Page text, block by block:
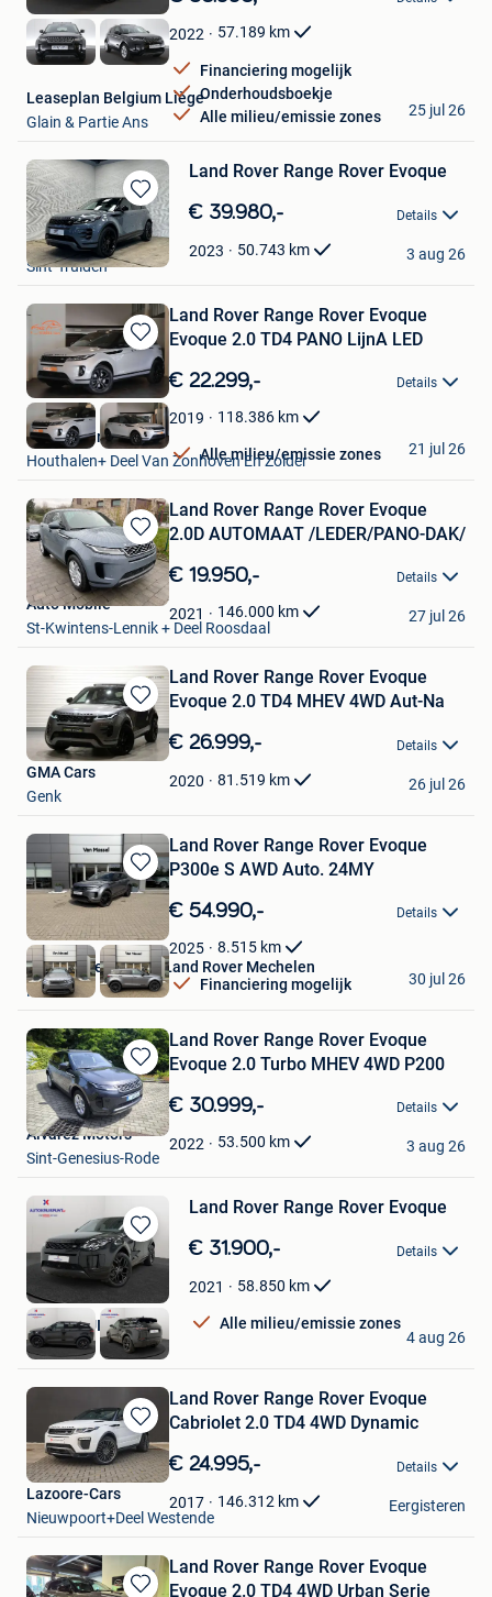
Favorieten
2022 57.189 km
Financiering mogelijk
Onderhoudsboekje
Alle milieu/emissie zones
Leaseplan Belgium Liège
Glain & Partie Ans
25 jul 26
Bewaren
in
Mijn
Favorieten
Land Rover Range Rover Evoque
€ 39.980,- Details
2023 50.743 km
Falcomotive
Sint-Truiden
3 aug 26
Bewaren
in
Mijn
Favorieten
Land Rover Range Rover Evoque
Evoque 2.0 TD4 PANO LijnA LED
€ 22.299,- Details
2019 118.386 km
Alle milieu/emissie zones
Kubika Cars
Houthalen+ Deel Van Zonhoven En Zolder
21 jul 26
Bewaren
in
Mijn
Favorieten
Land Rover Range Rover Evoque
2.0D AUTOMAAT /LEDER/PANO-DAK/
€ 19.950,- Details
2021 146.000 km
Auto Mobile
St-Kwintens-Lennik + Deel Roosdaal
27 jul 26
Bewaren
in
Mijn
Favorieten
Land Rover Range Rover Evoque
Evoque 2.0 TD4 MHEV 4WD Aut-Na
€ 26.999,- Details
2020 81.519 km
GMA Cars
Genk
26 jul 26
Bewaren
in
Mijn
Favorieten
Land Rover Range Rover Evoque
P300e S AWD Auto. 24MY
€ 54.990,- Details
2025 8.515 km
Financiering mogelijk
Van Mossel Jaguar Land Rover Mechelen
Mechelen
30 jul 26
Bewaren
in
Mijn
Favorieten
Land Rover Range Rover Evoque
Evoque 2.0 Turbo MHEV 4WD P200
€ 30.999,- Details
2022 53.500 km
Alvarez Motors
Sint-Genesius-Rode
3 aug 26
Bewaren
in
Mijn
Favorieten
Land Rover Range Rover Evoque
€ 31.900,- Details
2021 58.850 km
Alle milieu/emissie zones
AUTOKRUISPUNT
Tielt
4 aug 26
Bewaren
in
Mijn
Favorieten
Land Rover Range Rover Evoque
Cabriolet 2.0 TD4 4WD Dynamic
€ 24.995,- Details
2017 146.312 km
Lazoore-Cars
Nieuwpoort+Deel Westende
Eergisteren
Land Rover Range Rover Evoque
Evoque 2.0 TD4 4WD Urban Serie